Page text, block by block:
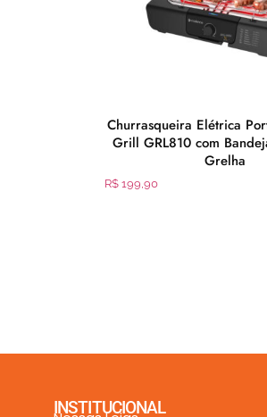
Churrasqueira Elétrica
Grill GRL810 com
Grelha
R$ 199,90
INSTITUCIONAL